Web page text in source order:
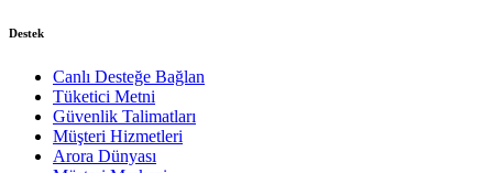
Destek
Canlı Desteğe Bağlan
Tüketici Metni
Güvenlik Talimatları
Müşteri Hizmetleri
Arora Dünyası